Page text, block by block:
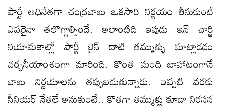
పార్టీ అధినేతగా చంద్రబాబు ఒకసారి నిర్ణయం తీసుకుంటే
ఎవరైనా తలొగ్గాల్సిందే. అలాంటిది ఇపుడు ఇన్ చార్జి
నియామ‌కాల్లో పార్టీ లైన్ దాటి తమ్ముళ్ళు మాట్లాడడం
చ‌ర్చ‌నీయాంశంగా మారింది. కొంత మంది బాహాటంగానే
బాబు నిర్ణ‌యాల‌ను త‌ప్పుబ‌డుతున్నారు. ఇప్ప‌టి వ‌ర‌కు
సీనియ‌ర్ నేత‌లే అనుకుంటే.. కొత్త‌గా త‌మ్ముళ్లు కూడా నిర‌స‌న